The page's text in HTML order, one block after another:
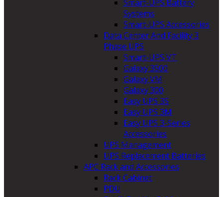
Smart-UPS Battery
Systems
Smart-UPS Accessories
Data Center And Facility 3
Phase UPS
Smart-UPS VT
Galaxy 3500
Galaxy VM
Galaxy 300
Easy UPS 3S
Easy UPS 3M
Easy UPS 3-Series
Accessories
UPS Management
UPS Replacement Batteries
APC Rack and Accessories
Rack Cabinet
PDU